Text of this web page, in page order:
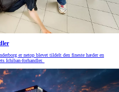
er netop blevet tildelt den fineste hæder en
Ichiban-forhandler.